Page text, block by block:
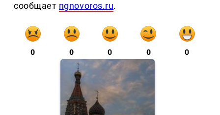
сообщает ngnovoros.ru.
0 0 0 0 0